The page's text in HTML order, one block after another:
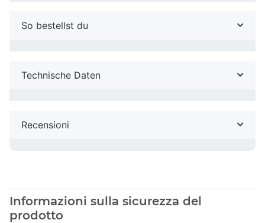
So bestellst du
Technische Daten
Recensioni
Informazioni sulla sicurezza del
prodotto